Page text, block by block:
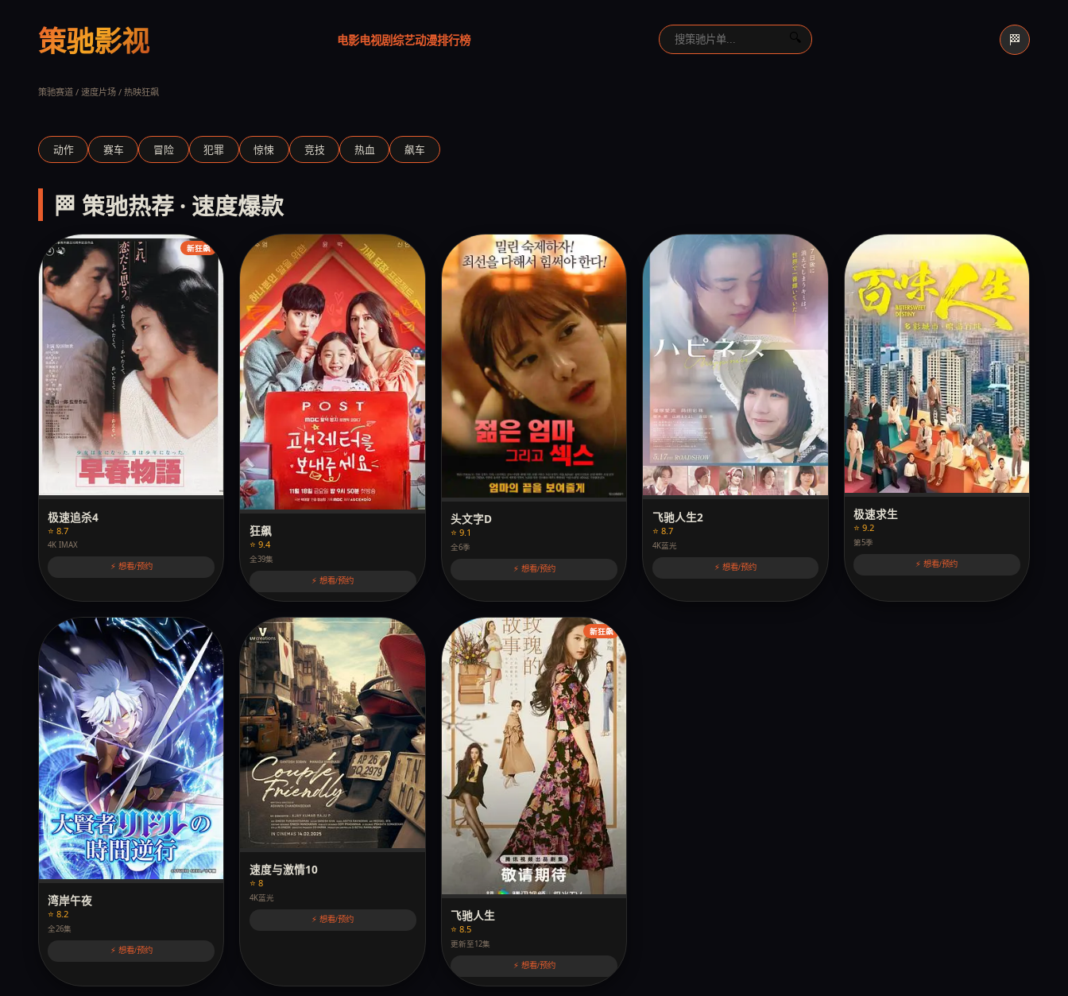
策驰影视 电影电视剧综艺动漫排行榜 🏁
策驰赛道 / 速度片场 / 热映狂飙
狂飙
动作 赛车 冒险 犯罪 惊悚 竞技 热血 飙车
🏁 策驰热荐 · 速度爆款
新狂飙
极速追杀4
⭐ 8.7
4K IMAX
⚡ 想看/预约
狂飙
⭐ 9.4
全39集
⚡ 想看/预约
头文字D
⭐ 9.1
全6季
⚡ 想看/预约
飞驰人生2
⭐ 8.7
4K蓝光
⚡ 想看/预约
极速求生
⭐ 9.2
第5季
⚡ 想看/预约
湾岸午夜
⭐ 8.2
全26集
⚡ 想看/预约
速度与激情10
⭐ 8
4K蓝光
⚡ 想看/预约
新狂飙
飞驰人生
⭐ 8.5
更新至12集
⚡ 想看/预约